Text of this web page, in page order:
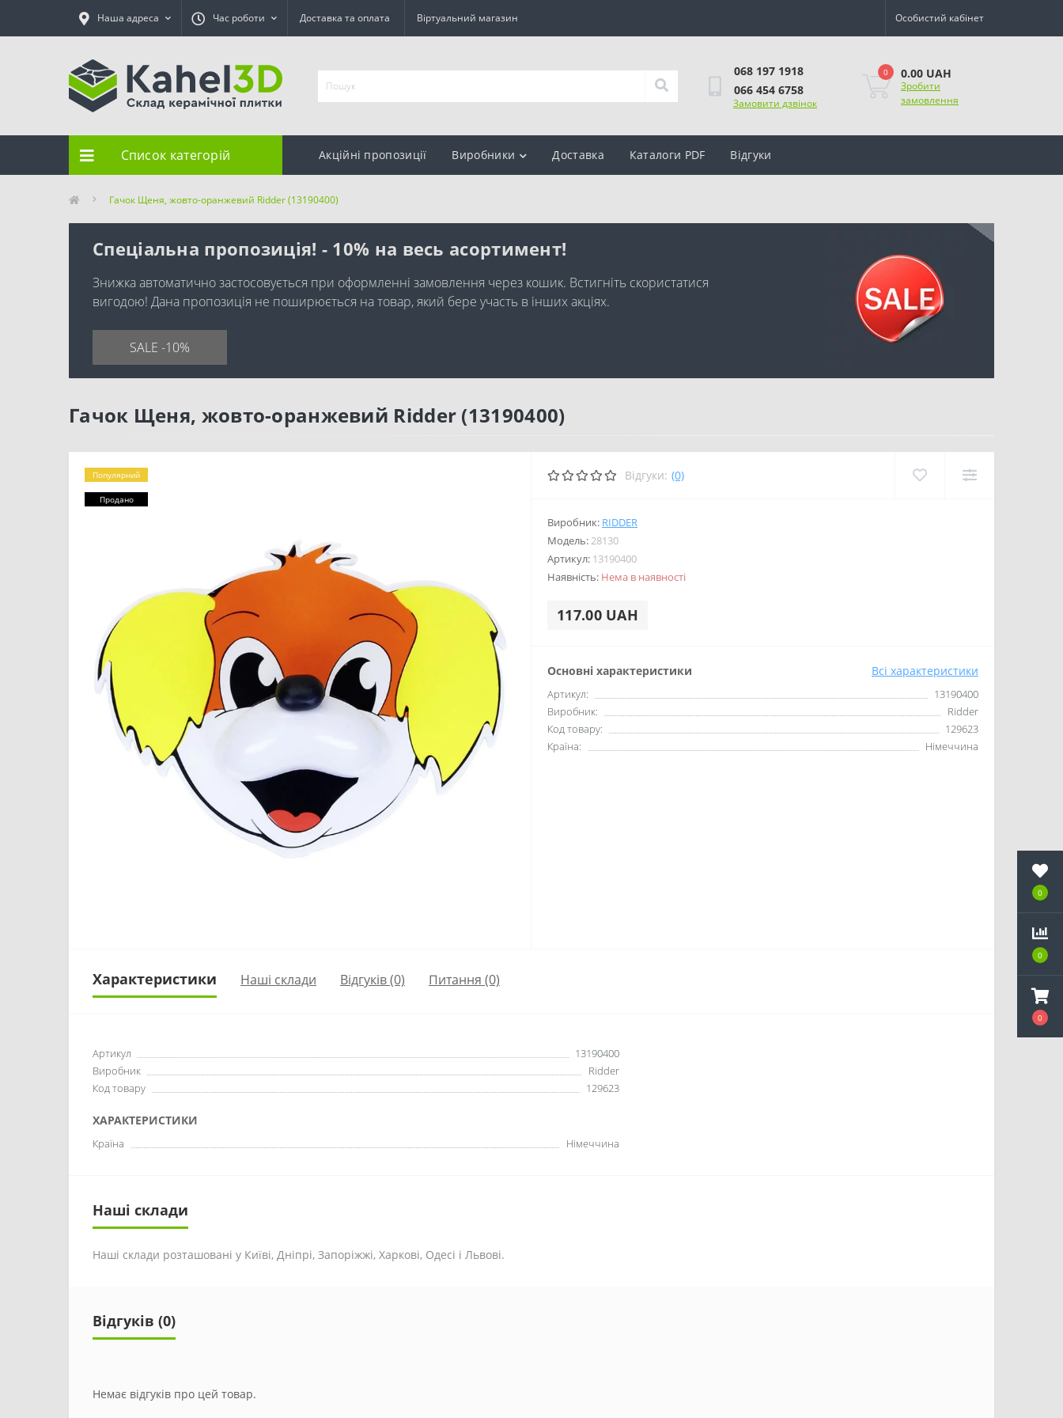
0
0
0
Наша адреса Час роботи Доставка та оплата Віртуальний магазин Особистий кабінет
068 197 1918
066 454 6758
Замовити дзвінок
0 0.00 UAH
Зробити
замовлення
Список категорій Акційні пропозиції Виробники Доставка Каталоги PDF Відгуки
Гачок Щеня, жовто-оранжевий Ridder (13190400)
Спеціальна пропозиція! - 10% на весь асортимент!
Знижка автоматично застосовується при оформленні замовлення через кошик. Встигніть скористатися
вигодою! Дана пропозиція не поширюється на товар, який бере участь в інших акціях.
SALE -10%
Гачок Щеня, жовто-оранжевий Ridder (13190400)
Популярний
Продано
Відгуки: (0)
Виробник: RIDDER
Модель:28130
Артикул: 13190400
Наявність: Нема в наявності
117.00 UAH
Основні характеристики Всі характеристики
Артикул:
13190400
Виробник:
Ridder
Код товару:
129623
Країна:
Німеччина
Характеристики Наші склади Відгуків (0) Питання (0)
Артикул
13190400
Виробник
Ridder
Код товару
129623
ХАРАКТЕРИСТИКИ
Країна Німеччина
Наші склади
Наші склади розташовані у Київі, Дніпрі, Запоріжжі, Харкові, Одесі і Львові.
Відгуків (0)
Немає відгуків про цей товар.